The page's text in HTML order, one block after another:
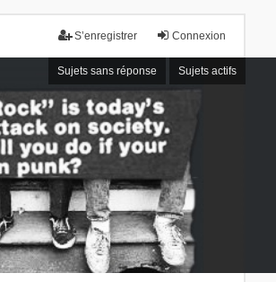
Connexion
S’enregistrer
Sujets sans réponse Sujets actifs